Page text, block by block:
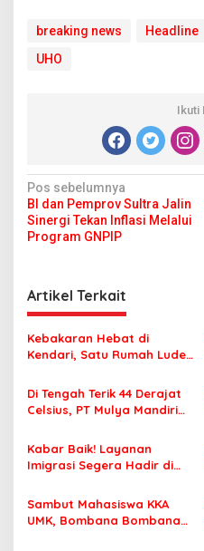
breaking news Headline
UHO
Ikuti
N
a
v
g
a
s
p
o
s
Pos sebelumnya
BI dan Pemprov Sultra Jalin
Sinergi Tekan Inflasi Melalui
Program GNPIP
Artikel Terkait
Kebakaran Hebat di
Kendari, Satu Rumah Ludes
Di Tengah Terik 44 Derajat
Celsius, PT Mulya Mandiri
Jamaah Tetap Sehat dan
Nyaman Beribadah
Kabar Baik! Layanan
Imigrasi Segera Hadir di
Perlu Lagi ke Kendari
Sambut Mahasiswa KKA
UMK, Bombana Bombana